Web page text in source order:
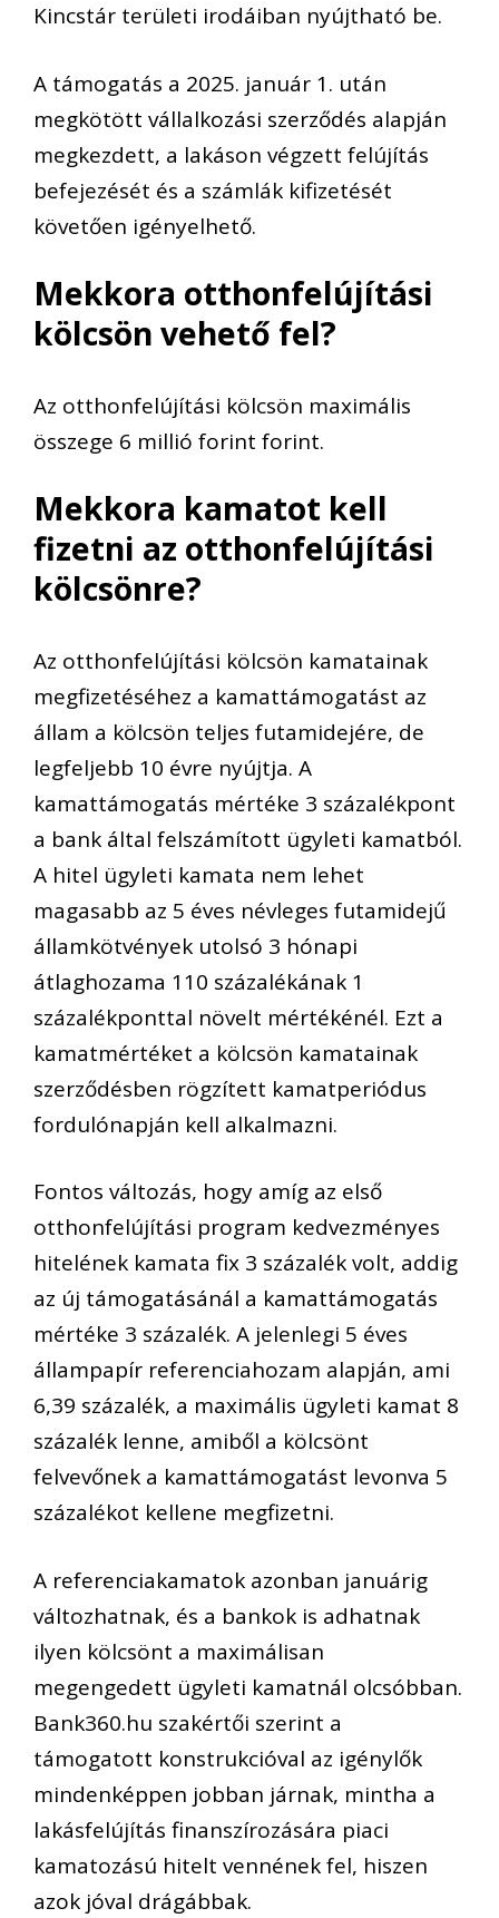
Kincstár területi irodáiban nyújtható be.
A támogatás a 2025. január 1. után
megkötött vállalkozási szerződés alapján
megkezdett, a lakáson végzett felújítás
befejezését és a számlák kifizetését
követően igényelhető.
Mekkora otthonfelújítási
kölcsön vehető fel?
Az otthonfelújítási kölcsön maximális
összege 6 millió forint forint.
Mekkora kamatot kell
fizetni az otthonfelújítási
kölcsönre?
Az otthonfelújítási kölcsön kamatainak
megfizetéséhez a kamattámogatást az
állam a kölcsön teljes futamidejére, de
legfeljebb 10 évre nyújtja. A
kamattámogatás mértéke 3 százalékpont
a bank által felszámított ügyleti kamatból.
A hitel ügyleti kamata nem lehet
magasabb az 5 éves névleges futamidejű
államkötvények utolsó 3 hónapi
átlaghozama 110 százalékának 1
százalékponttal növelt mértékénél. Ezt a
kamatmértéket a kölcsön kamatainak
szerződésben rögzített kamatperiódus
fordulónapján kell alkalmazni.
Fontos változás, hogy amíg az első
otthonfelújítási program kedvezményes
hitelének kamata fix 3 százalék volt, addig
az új támogatásánál a kamattámogatás
mértéke 3 százalék. A jelenlegi 5 éves
állampapír referenciahozam alapján, ami
6,39 százalék, a maximális ügyleti kamat 8
százalék lenne, amiből a kölcsönt
felvevőnek a kamattámogatást levonva 5
százalékot kellene megfizetni.
A referenciakamatok azonban januárig
változhatnak, és a bankok is adhatnak
ilyen kölcsönt a maximálisan
megengedett ügyleti kamatnál olcsóbban.
Bank360.hu szakértői szerint a
támogatott konstrukcióval az igénylők
mindenképpen jobban járnak, mintha a
lakásfelújítás finanszírozására piaci
kamatozású hitelt vennének fel, hiszen
azok jóval drágábbak.